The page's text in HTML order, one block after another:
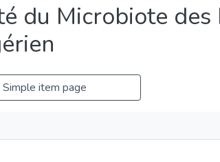
du Microbiote des
Simple item page